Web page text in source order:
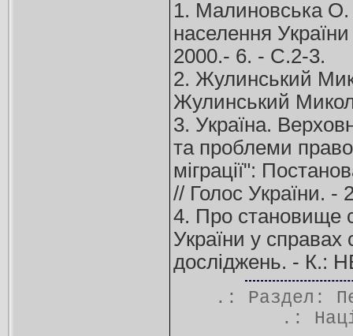
1. Малиновська О.
населення
2000.- 6. - С.2-3.
2. Жулинський
Жулинський
3. Україна.
та проблеми
міграції":
// Голос України. -
4. Про становище
України у справах
досліджень. - К.:
.: Раздел:
.: